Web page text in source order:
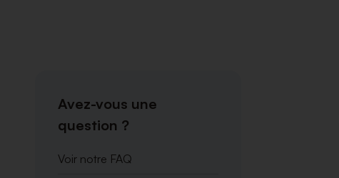
Avez-vous une
question ?
Voir notre FAQ